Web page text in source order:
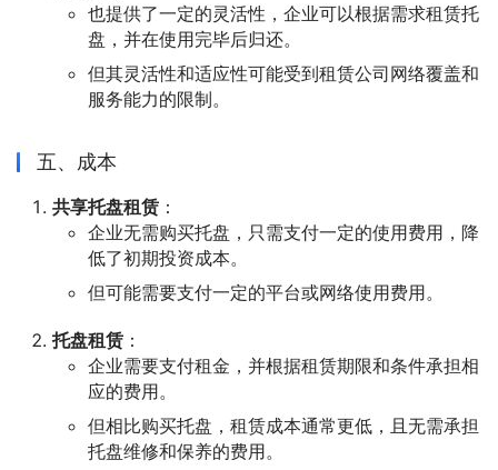
也提供了一定的灵活性，企业可以根据需求租赁托
盘，并在使用完毕后归还。
但其灵活性和适应性可能受到租赁公司网络覆盖和
服务能力的限制。
五、成本
共享托盘租赁 ：
企业无需购买托盘，只需支付一定的使用费用，降
低了初期投资成本。
但可能需要支付一定的平台或网络使用费用。
托盘租赁 ：
企业需要支付租金，并根据租赁期限和条件承担相
应的费用。
但相比购买托盘，租赁成本通常更低，且无需承担
托盘维修和保养的费用。